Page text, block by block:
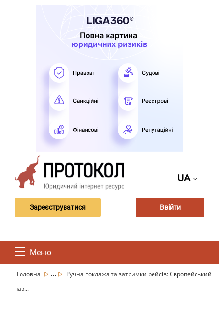
UA
Зареєструватися Ввійти
Меню
Головна ...
Ручна поклажа та затримки рейсів: Європейський
пар...